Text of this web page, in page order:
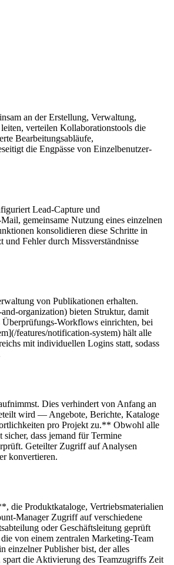
an der Erstellung, Verwaltung,
verteilen Kollaborationstools die
Bearbeitungsabläufe,
die Engpässe von Einzelbenutzer-
Lead-Capture und
gemeinsame Nutzung eines einzelnen
konsolidieren diese Schritte in
Fehler durch Missverständnisse
von Publikationen erhalten.
organization) bieten Struktur, damit
Workflows einrichten, bei
features/notification-system) hält alle
mit individuellen Logins statt, sodass
Dies verhindert von Anfang an
wird — Angebote, Berichte, Kataloge
pro Projekt zu.** Obwohl alle
dass jemand für Termine
Geteilter Zugriff auf Analysen
konvertieren.
die Produktkataloge, Vertriebsmaterialien
Manager Zugriff auf verschiedene
oder Geschäftsleitung geprüft
von einem zentralen Marketing-Team
einzelner Publisher bist, der alles
spart die Aktivierung des Teamzugriffs Zeit